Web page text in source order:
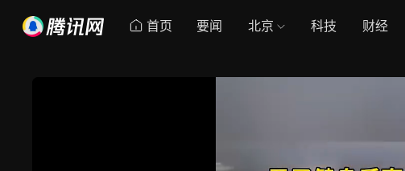
首页 要闻 北京 科技 财经